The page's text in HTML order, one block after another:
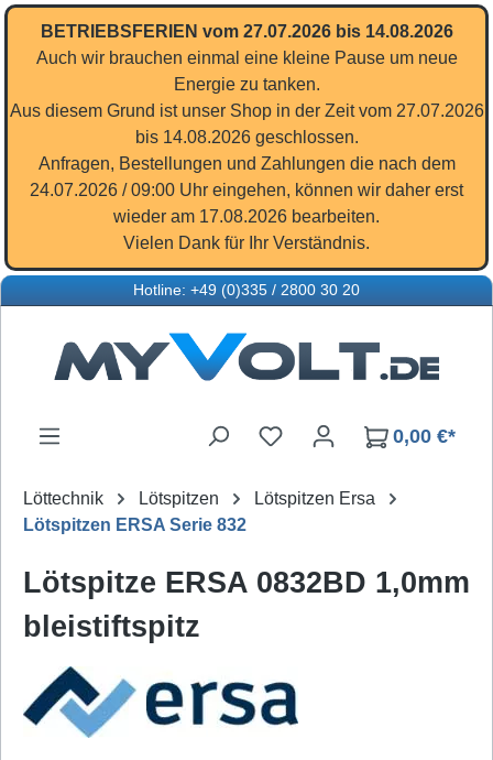
Zum Hauptinhalt springen
BETRIEBSFERIEN vom 27.07.2026 bis 14.08.2026
Auch wir brauchen einmal eine kleine Pause um neue
Energie zu tanken.
Aus diesem Grund ist unser Shop in der Zeit vom 27.07.2026
bis 14.08.2026 geschlossen.
Anfragen, Bestellungen und Zahlungen die nach dem
24.07.2026 / 09:00 Uhr eingehen, können wir daher erst
wieder am 17.08.2026 bearbeiten.
Vielen Dank für Ihr Verständnis.
Hotline: +49 (0)335 / 2800 30 20
Du hast 0 Produkte auf
0,00 €*
Löttechnik Lötspitzen
Lötspitzen Ersa
Lötspitzen ERSA Serie 832
Lötspitze ERSA 0832BD 1,0mm
bleistiftspitz